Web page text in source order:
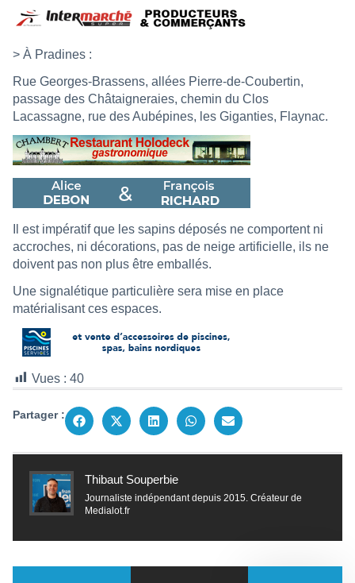
> À Pradines :
Rue Georges-Brassens, allées Pierre-de-Coubertin,
passage des Châtaigneraies, chemin du Clos
Lacassagne, rue des Aubépines, les Giganties, Flaynac.
Il est impératif que les sapins déposés ne comportent ni
accroches, ni décorations, pas de neige artificielle, ils ne
doivent pas non plus être emballés.
Une signalétique particulière sera mise en place
matérialisant ces espaces.
Vues : 40
Partager :
Thibaut Souperbie
Journaliste indépendant depuis 2015. Créateur de
Medialot.fr